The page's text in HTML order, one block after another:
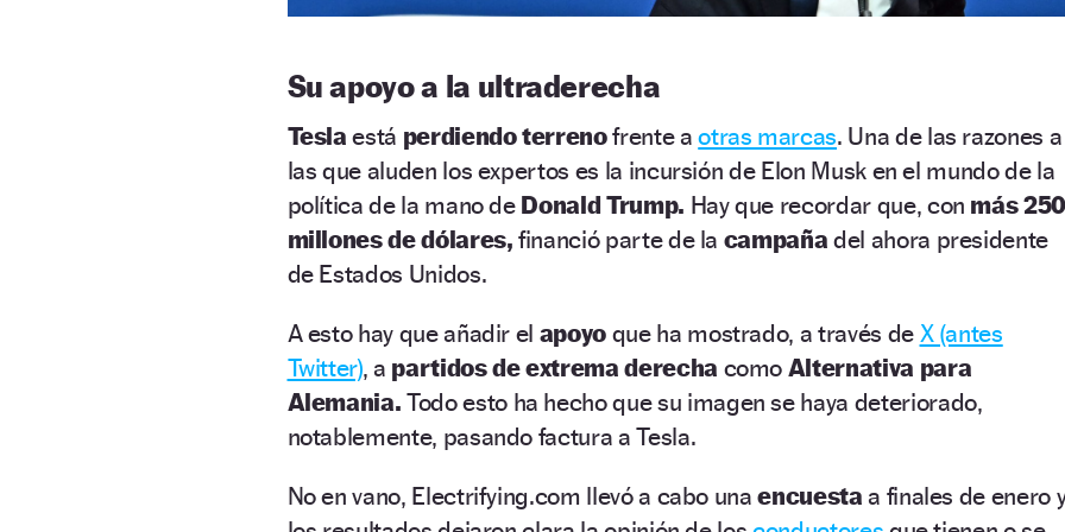
Su apoyo a la ultraderecha
Teslaestá perdiendo terrenofrente aotras marcas. Una de las razones a
las que aluden los expertos es la incursión de Elon Musk en el mundo de la
política de la mano deDonald Trump. Hay que recordar que, con más
millones de dólares, financió parte de la campañadel ahora presidente
de Estados Unidos.
A esto hay que añadir el apoyo que ha mostrado, a través de X (antes
Twitter), a partidos de extrema derecha como Alternativa para
Alemania.Todo esto ha hecho que su imagen se haya deteriorado,
notablemente, pasando factura a Tesla.
No en vano, Electrifying.com llevó a cabo unaencuestaa finales de enero